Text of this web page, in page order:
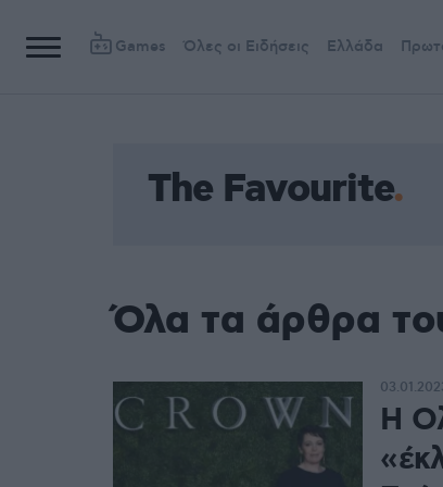
Games Όλες οι Ειδήσεις Ελλάδα
The Favourite
Όλα τα άρθρα
Η